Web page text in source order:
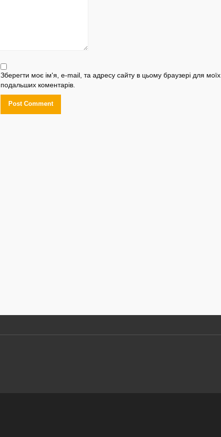
Зберегти моє ім'я, e-mail, та адресу сайту в цьому браузері для моїх
подальших коментарів.